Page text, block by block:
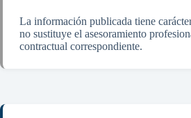
La información publicada tiene
no sustituye el asesoramiento
contractual correspondiente.